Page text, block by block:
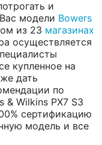
и
модели Bowers
из 23 магазинах
осуществляется
купленное на
дать
по
& Wilkins PX7 S3
сертификацию
модель и все